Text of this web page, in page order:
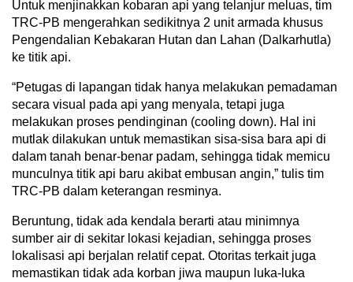
Untuk menjinakkan kobaran api yang telanjur meluas, tim
TRC-PB mengerahkan sedikitnya 2 unit armada khusus
Pengendalian Kebakaran Hutan dan Lahan (Dalkarhutla)
ke titik api.
“Petugas di lapangan tidak hanya melakukan pemadaman
secara visual pada api yang menyala, tetapi juga
melakukan proses pendinginan (cooling down). Hal ini
mutlak dilakukan untuk memastikan sisa-sisa bara api di
dalam tanah benar-benar padam, sehingga tidak memicu
munculnya titik api baru akibat embusan angin,” tulis tim
TRC-PB dalam keterangan resminya.
Beruntung, tidak ada kendala berarti atau minimnya
sumber air di sekitar lokasi kejadian, sehingga proses
lokalisasi api berjalan relatif cepat. Otoritas terkait juga
memastikan tidak ada korban jiwa maupun luka-luka